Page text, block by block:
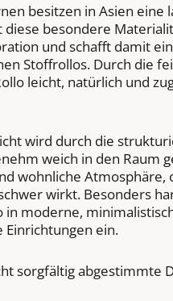
besitzen in Asien eine
besondere
und schafft damit
Stoffrollos. Durch die
leicht, natürlich und
wird durch die
weich in den Raum
wohnliche Atmosphäre,
wirkt. Besonders
in moderne,
Einrichtungen ein.
sorgfältig abgestimmte